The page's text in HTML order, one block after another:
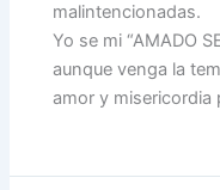
malintencionadas.
Yo se mi “AMADO
aunque venga la
amor y misericordia